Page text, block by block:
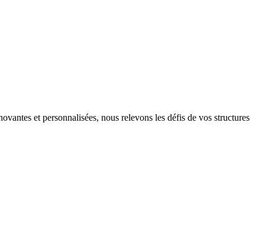
et personnalisées, nous relevons les défis de vos structures